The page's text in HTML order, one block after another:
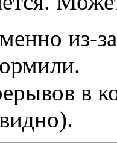
из-
в